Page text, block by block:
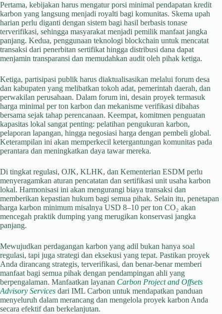
Pertama, kebijakan harus mengatur porsi minimal pendapatan kredit
karbon yang langsung menjadi royalti bagi komunitas. Skema upah
harian perlu diganti dengan sistem bagi hasil berbasis tonase
terverifikasi, sehingga masyarakat menjadi pemilik manfaat jangka
panjang. Kedua, penggunaan teknologi blockchain untuk mencatat
transaksi dari penerbitan sertifikat hingga distribusi dana dapat
menjamin transparansi dan memudahkan audit oleh pihak ketiga.
Ketiga, partisipasi publik harus diaktualisasikan melalui forum desa
dan kabupaten yang melibatkan tokoh adat, pemerintah daerah, dan
perwakilan perusahaan. Dalam forum ini, desain proyek termasuk
harga minimal per ton karbon dan mekanisme verifikasi dibahas
bersama sejak tahap perencanaan. Keempat, komitmen penguatan
kapasitas lokal sangat penting: pelatihan pengukuran karbon,
pelaporan lapangan, hingga negosiasi harga dengan pembeli global.
Keterampilan ini akan memperkecil ketergantungan komunitas pada
perantara dan meningkatkan daya tawar mereka.
Di tingkat regulasi, OJK, KLHK, dan Kementerian ESDM perlu
menyeragamkan aturan pencatatan dan sertifikasi unit usaha karbon
lokal. Harmonisasi ini akan mengurangi biaya transaksi dan
memberikan kepastian hukum bagi semua pihak. Selain itu, penetapan
harga karbon minimum misalnya USD 8–10 per ton CO₂ akan
mencegah praktik dumping yang merugikan konservasi jangka
panjang.
Mewujudkan perdagangan karbon yang adil bukan hanya soal
regulasi, tapi juga strategi dan eksekusi yang tepat. Pastikan proyek
Anda dirancang strategis, terverifikasi, dan benar-benar memberi
manfaat bagi semua pihak dengan pendampingan ahli yang
berpengalaman. Manfaatkan layanan Carbon Project and Offsets
Advisory Services dari IML Carbon untuk mendapatkan panduan
menyeluruh dalam merancang dan mengelola proyek karbon Anda
secara efektif dan berkelanjutan.